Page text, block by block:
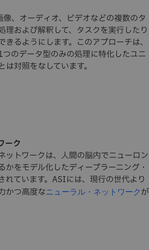
、オーディオ、ビデオなどの複数のタ
理および解釈して、タスクを実行したり
きるようにします。このアプローチは、
のデータ型のみの処理に特化したユニ
対照をなしています。
ーク
ットワークは、人間の脳内でニューロン
かをモデル化したディープラーニング・
れています。ASIには、現行の世代より
かつ高度なニューラル・ネットワーク が